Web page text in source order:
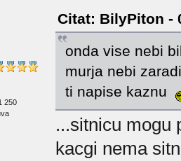
250
Citat: BilyPiton -
onda vise nebi
murja nebi
ti napise kaznu
...sitnicu mogu
kacgi nema